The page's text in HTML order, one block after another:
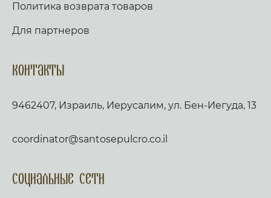
Политика возврата товаров
Для партнеров
Контакты
9462407, Израиль, Иерусалим, ул. Бен-Иегуда, 13
coordinator@santosepulcro.co.il
Социальные сети